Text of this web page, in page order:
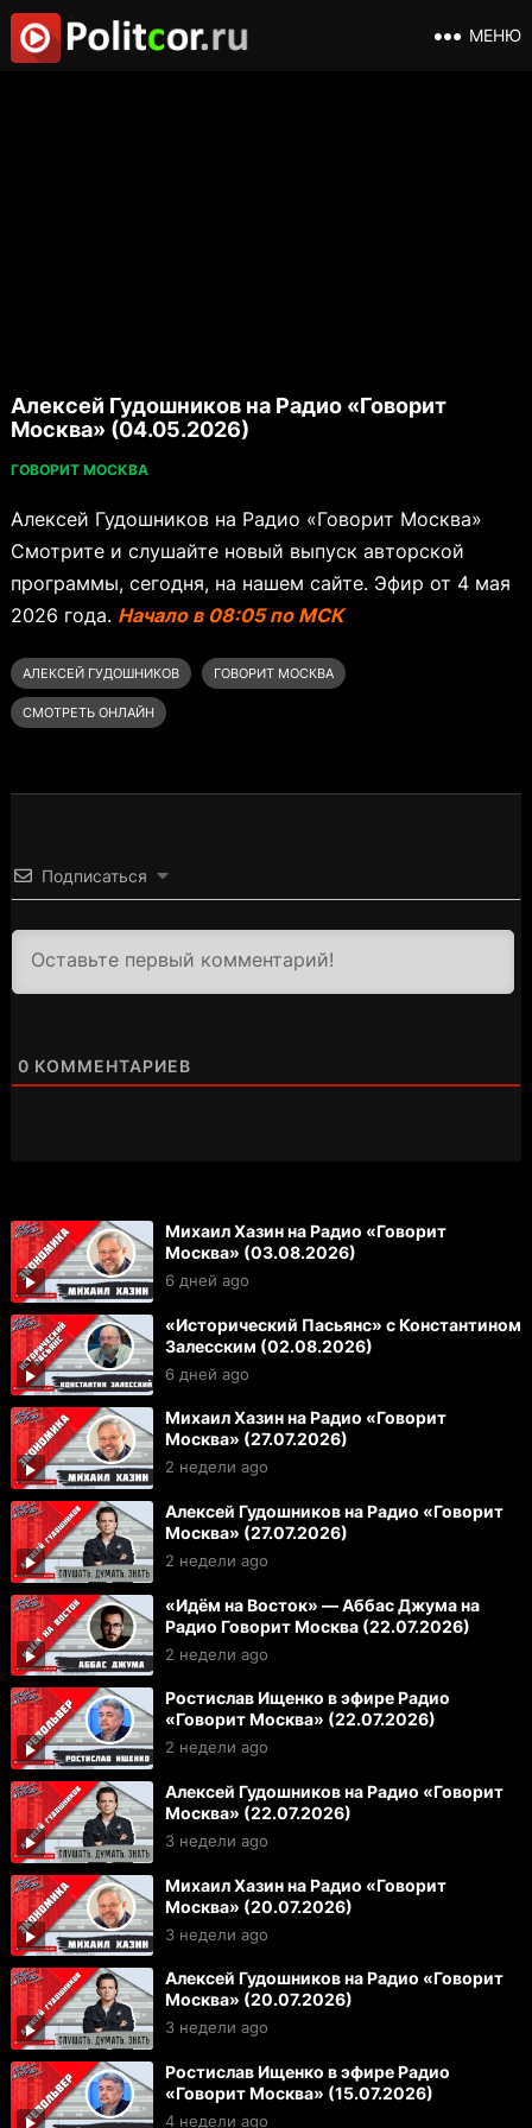
МЕНЮ
Алексей Гудошников на Радио «Говорит
Москва» (04.05.2026)
ГОВОРИТ МОСКВА
Алексей Гудошников на Радио «Говорит Москва»
Смотрите и слушайте новый выпуск авторской
программы, сегодня, на нашем сайте. Эфир от 4 мая
2026 года. Начало в 08:05 по МСК
АЛЕКСЕЙ ГУДОШНИКОВ ГОВОРИТ МОСКВА
СМОТРЕТЬ ОНЛАЙН
Подписаться
0 КОММЕНТАРИЕВ
Михаил Хазин на Радио «Говорит
Москва» (03.08.2026)
6 дней ago
«Исторический Пасьянс» с Константином
Залесским (02.08.2026)
6 дней ago
Михаил Хазин на Радио «Говорит
Москва» (27.07.2026)
2 недели ago
Алексей Гудошников на Радио «Говорит
Москва» (27.07.2026)
2 недели ago
«Идём на Восток» — Аббас Джума на
Радио Говорит Москва (22.07.2026)
2 недели ago
Ростислав Ищенко в эфире Радио
«Говорит Москва» (22.07.2026)
2 недели ago
Алексей Гудошников на Радио «Говорит
Москва» (22.07.2026)
3 недели ago
Михаил Хазин на Радио «Говорит
Москва» (20.07.2026)
3 недели ago
Алексей Гудошников на Радио «Говорит
Москва» (20.07.2026)
3 недели ago
Ростислав Ищенко в эфире Радио
«Говорит Москва» (15.07.2026)
4 недели ago